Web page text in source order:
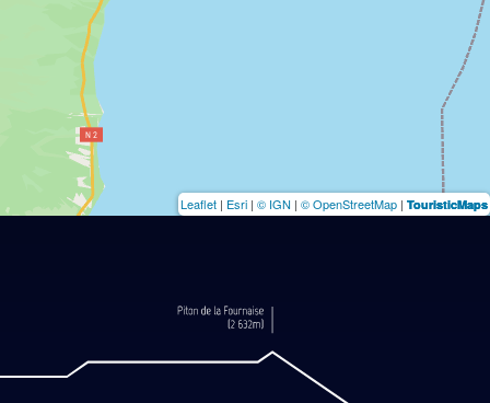
Leaflet | Esri | © IGN | © OpenStreetMap | TouristicMaps